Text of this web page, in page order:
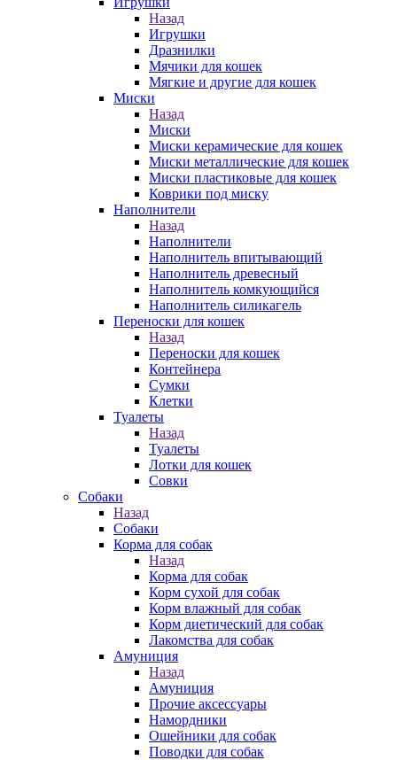
Назад
Игрушки
Дразнилки
Мячики для кошек
Мягкие и другие для кошек
Миски
Назад
Миски
Миски керамические для кошек
Миски металлические для кошек
Миски пластиковые для кошек
Коврики под миску
Наполнители
Назад
Наполнители
Наполнитель впитывающий
Наполнитель древесный
Наполнитель комкующийся
Наполнитель силикагель
Переноски для кошек
Назад
Переноски для кошек
Контейнера
Сумки
Клетки
Туалеты
Назад
Туалеты
Лотки для кошек
Совки
Собаки
Назад
Собаки
Корма для собак
Назад
Корма для собак
Корм сухой для собак
Корм влажный для собак
Корм диетический для собак
Лакомства для собак
Амуниция
Назад
Амуниция
Прочие аксессуары
Намордники
Ошейники для собак
Поводки для собак